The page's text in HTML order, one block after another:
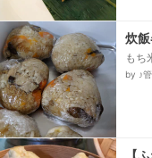
炊
もち
甘栗
by ♪
【